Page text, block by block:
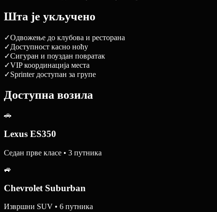
Шта је укључено
✓Одвожење до клубова и ресторана
✓Доступност касно ноћу
✓Сигуран и поуздан повратак
✓VIP координација места
✓Sprinter доступан за групе
Доступна возила
🚗
Lexus ES350
Седан прве класе • 3 путника
🚙
Chevrolet Suburban
Извршни SUV • 6 путника